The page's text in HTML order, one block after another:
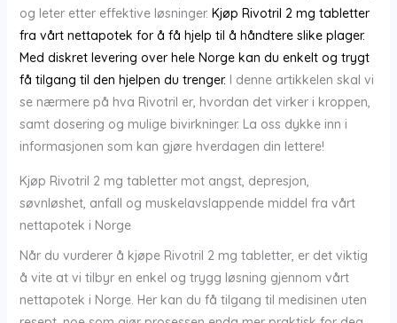
og leter etter effektive løsninger. Kjøp Rivotril 2 mg tabletter
fra vårt nettapotek for å få hjelp til å håndtere slike plager.
Med diskret levering over hele Norge kan du enkelt og trygt
få tilgang til den hjelpen du trenger.I denne artikkelen skal vi
se nærmere på hva Rivotril er, hvordan det virker i kroppen,
samt dosering og mulige bivirkninger. La oss dykke inn i
informasjonen som kan gjøre hverdagen din lettere!
Kjøp Rivotril 2 mg tabletter mot angst, depresjon,
søvnløshet, anfall og muskelavslappende middel fra vårt
nettapotek i Norge
Når du vurderer å kjøpe Rivotril 2 mg tabletter, er det viktig
å vite at vi tilbyr en enkel og trygg løsning gjennom vårt
nettapotek i Norge. Her kan du få tilgang til medisinen uten